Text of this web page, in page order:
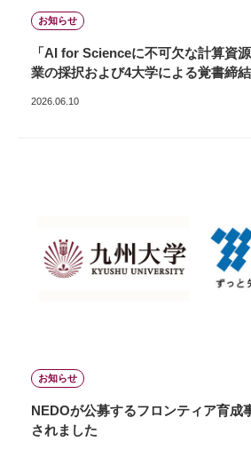
お知らせ
「AI for Scienceに不可欠な計算資
業の採択および4大学による覚書締
2026.06.10
お知らせ
NEDOが公募するフロンティア育成
されました